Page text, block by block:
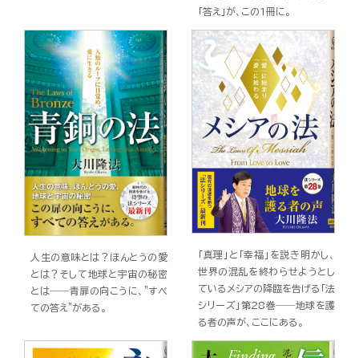
「答え」が、この1冊に。
人生の意味とは？ほんとうの愛
とは？そして地球と宇宙の秘密
とは――青扉の向こうに、"すべ
ての答え"がある。
「真理」と「幸福」を説き明かし、
世界の混乱を終わらせようとし
ているメシアの降臨を告げる「法
シリーズ」第28巻――地球を護
る者の声が、ここにある。